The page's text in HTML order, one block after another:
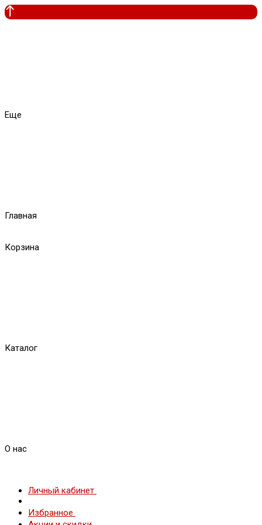
Еще
Главная
Корзина
Каталог
О нас
Личный кабинет
Избранное